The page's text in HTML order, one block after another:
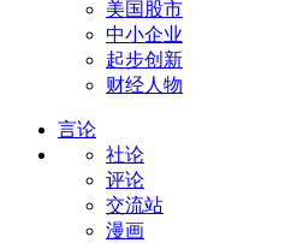
美国股市
中小企业
起步创新
财经人物
言论
社论
评论
交流站
漫画